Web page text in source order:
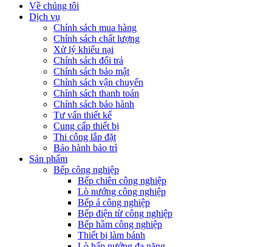
Về chúng tôi
Dịch vụ
Chính sách mua hàng
Chính sách chất lượng
Xử lý khiếu nại
Chính sách đổi trả
Chính sách bảo mật
Chính sách vận chuyển
Chính sách thanh toán
Chính sách bảo hành
Tư vấn thiết kế
Cung cấp thiết bị
Thi công lắp đặt
Bảo hành bảo trì
Sản phẩm
Bếp công nghiệp
Bếp chiên công nghiệp
Lò nướng công nghiệp
Bếp á công nghiệp
Bếp điện từ công nghiệp
Bếp hầm công nghiệp
Thiết bị làm bánh